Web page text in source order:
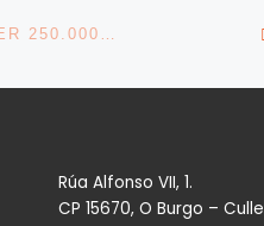
Rúa Alfonso VII, 1.
CP 15670, O Burgo –